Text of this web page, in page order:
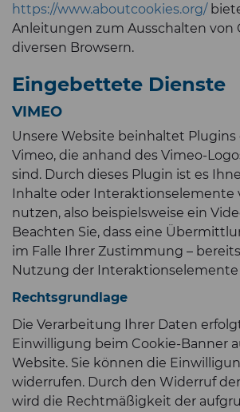
https://www.aboutcookies.org/
Anleitungen zum Ausschalten von
diversen Browsern.
Eingebettete Dienste
VIMEO
Unsere Website beinhaltet Plugins
Vimeo, die anhand des Vimeo-
sind. Durch dieses Plugin ist es
Inhalte oder Interaktionselemente
nutzen, also beispielsweise ein
Beachten Sie, dass eine
im Falle Ihrer Zustimmung –
Nutzung der Interaktionselemente
Rechtsgrundlage
Die Verarbeitung Ihrer Daten
Einwilligung beim Cookie-Banner
Website. Sie können die
widerrufen. Durch den Widerruf
wird die Rechtmäßigkeit der